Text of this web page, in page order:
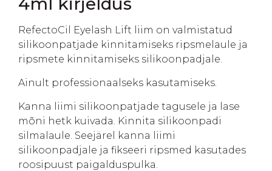
RefectoCil Eyelash Lift liim on valmistatud
silikoonpatjade kinnitamiseks ripsmelaule ja
ripsmete kinnitamiseks silikoonpadjale.
Ainult professionaalseks kasutamiseks.
Kanna liimi silikoonpatjade tagusele ja lase
mõni hetk kuivada. Kinnita silikoonpadi
silmalaule. Seejärel kanna liimi
silikoonpadjale ja fikseeri ripsmed kasutades
roosipuust paigalduspulka.